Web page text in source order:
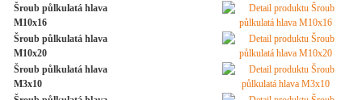
Šroub půlkulatá hlava
M10x16
Šroub půlkulatá hlava
M10x20
Šroub půlkulatá hlava
M3x10